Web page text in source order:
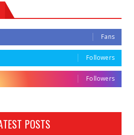
Fans
Followers
Followers
POSTS